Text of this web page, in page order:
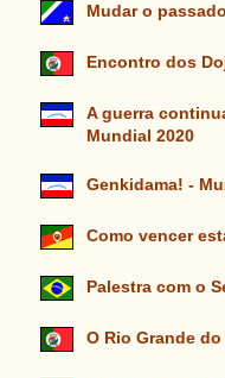
Mudar o passado
Encontro dos
A guerra
Mundial 2020
Genkidama! -
Como vencer
Palestra com o
O Rio Grande